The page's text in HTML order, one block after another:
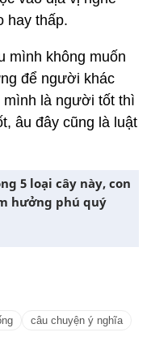
hay thấp.
mình không muốn
để người khác
mình là người tốt thì
âu đây cũng là luật
5 loại cây này, con
hưởng phú quý
câu chuyện ý nghĩa